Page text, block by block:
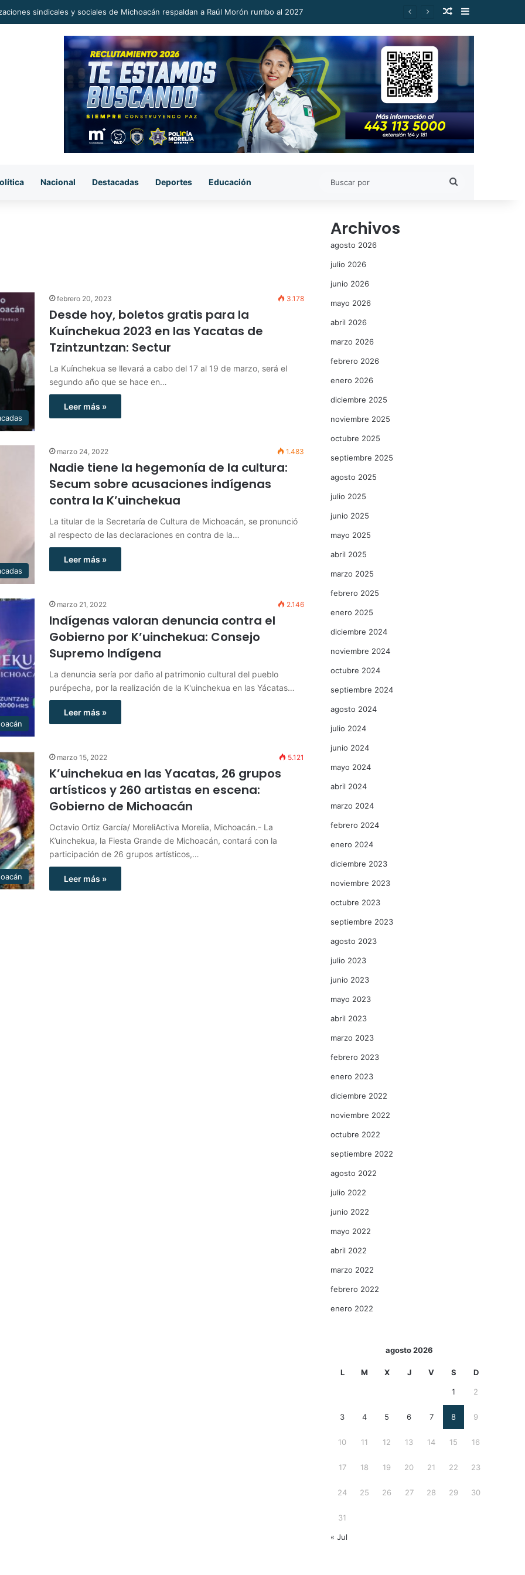
sindicales y sociales de Michoacán respaldan a Raúl Morón rumbo al 2027 Publicación al
Barra lateral
Nacional Destacadas Deportes Educación
febrero 20, 2023 3.178
Desde hoy, boletos gratis para la
Kuínchekua 2023 en las Yacatas de
Tzintzuntzan: Sectur
La Kuínchekua se llevará a cabo del 17 al 19 de marzo, será el
segundo año que se hace en…
Leer más »
marzo 24, 2022 1.483
Nadie tiene la hegemonía de la cultura:
Secum sobre acusaciones indígenas
contra la K’uinchekua
La titular de la Secretaría de Cultura de Michoacán, se pronunció
al respecto de las declaraciones en contra de la…
Leer más »
marzo 21, 2022 2.146
Indígenas valoran denuncia contra el
Gobierno por K’uinchekua: Consejo
Supremo Indígena
La denuncia sería por daño al patrimonio cultural del pueblo
purépecha, por la realización de la K'uinchekua en las Yácatas…
Leer más »
marzo 15, 2022 5.121
K’uinchekua en las Yacatas, 26 grupos
artísticos y 260 artistas en escena:
Gobierno de Michoacán
Octavio Ortiz García/ MoreliActiva Morelia, Michoacán.- La
K’uinchekua, la Fiesta Grande de Michoacán, contará con la
participación de 26 grupos artísticos,…
Leer más »
Archivos
agosto 2026
julio 2026
junio 2026
mayo 2026
abril 2026
marzo 2026
febrero 2026
enero 2026
diciembre 2025
noviembre 2025
octubre 2025
septiembre 2025
agosto 2025
julio 2025
junio 2025
mayo 2025
abril 2025
marzo 2025
febrero 2025
enero 2025
diciembre 2024
noviembre 2024
octubre 2024
septiembre 2024
agosto 2024
julio 2024
junio 2024
mayo 2024
abril 2024
marzo 2024
febrero 2024
enero 2024
diciembre 2023
noviembre 2023
octubre 2023
septiembre 2023
agosto 2023
julio 2023
junio 2023
mayo 2023
abril 2023
marzo 2023
febrero 2023
enero 2023
diciembre 2022
noviembre 2022
octubre 2022
septiembre 2022
agosto 2022
julio 2022
junio 2022
mayo 2022
abril 2022
marzo 2022
febrero 2022
enero 2022
agosto 2026
L M X J V S D
1 2
3 4 5 6 7 8 9
10 11 12 13 14 15 16
17 18 19 20 21 22 23
24 25 26 27 28 29 30
31
« Jul